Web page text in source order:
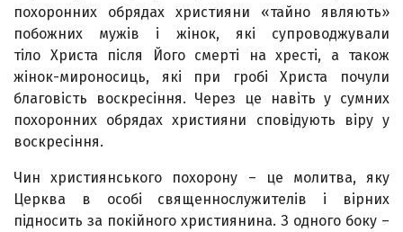
похоронних обрядах християни «тайно являють»
побожних мужів і жінок, які супроводжували
тіло Христа після Його смерті на хресті, а також
жінок-мироносиць, які при гробі Христа почули
благовість воскресіння. Через це навіть у сумних
похоронних обрядах християни сповідують віру у
воскресіння.
Чин християнського похорону – це молитва, яку
Церква в особі священнослужителів і вірних
підносить за покійного християнина. З одного боку –